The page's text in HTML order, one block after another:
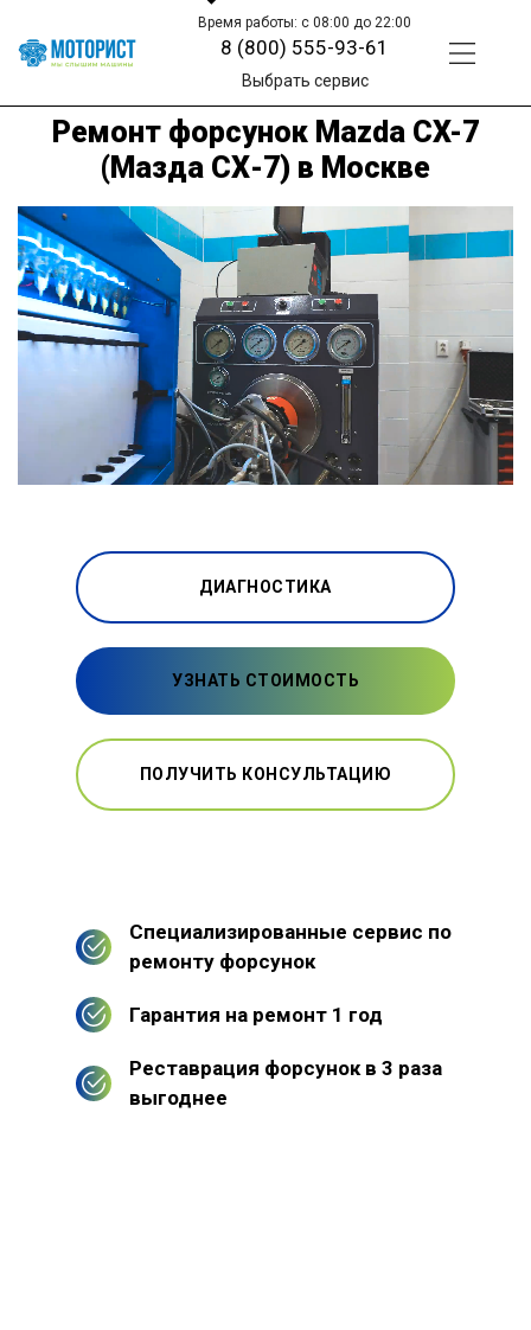
Время работы: с 08:00 до 22:00
8 (800) 555-93-61
Выбрать сервис
Ремонт форсунок Mazda CX-7
(Мазда СХ-7) в Москве
ДИАГНОСТИКА
УЗНАТЬ СТОИМОСТЬ
ПОЛУЧИТЬ КОНСУЛЬТАЦИЮ
Специализированные сервис по
ремонту форсунок
Гарантия на ремонт 1 год
Реставрация форсунок в 3 раза
выгоднее